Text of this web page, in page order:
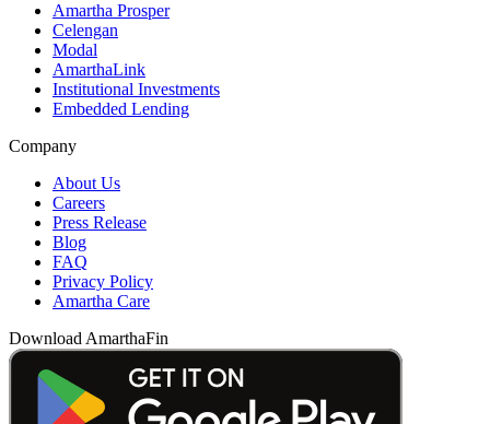
Amartha Prosper
Celengan
Modal
AmarthaLink
Institutional Investments
Embedded Lending
Company
About Us
Careers
Press Release
Blog
FAQ
Privacy Policy
Amartha Care
Download AmarthaFin